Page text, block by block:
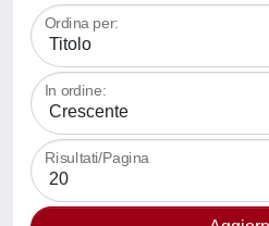
Ordina per:
In ordine:
Risultati/Pagina